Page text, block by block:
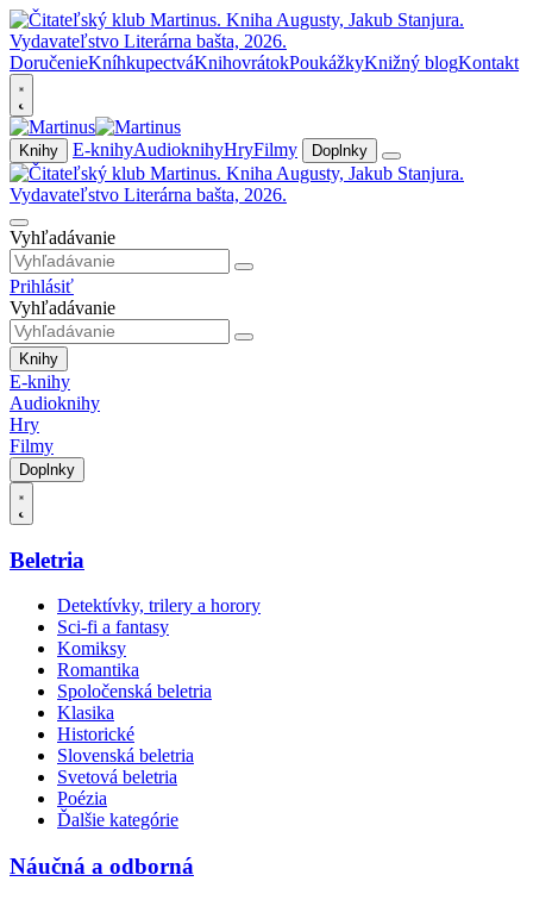
DoručenieKníhkupectváKnihovrátokPoukážkyKnižný blogKontakt
Knihy E-knihyAudioknihyHryFilmy Doplnky
Vyhľadávanie
Prihlásiť
Vyhľadávanie
Knihy
E-knihy
Audioknihy
Hry
Filmy
Doplnky
Beletria
Detektívky, trilery a horory
Sci-fi a fantasy
Komiksy
Romantika
Spoločenská beletria
Klasika
Historické
Slovenská beletria
Svetová beletria
Poézia
Ďalšie kategórie
Náučná a odborná